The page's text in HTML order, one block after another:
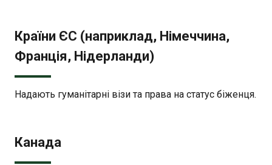
Країни ЄС (наприклад, Німеччина,
Франція, Нідерланди)
Надають гуманітарні візи та права на статус біженця.
Канада